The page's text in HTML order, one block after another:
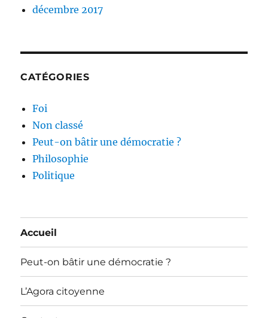
décembre 2017
CATÉGORIES
Foi
Non classé
Peut-on bâtir une démocratie ?
Philosophie
Politique
Accueil
Peut-on bâtir une démocratie ?
L’Agora citoyenne